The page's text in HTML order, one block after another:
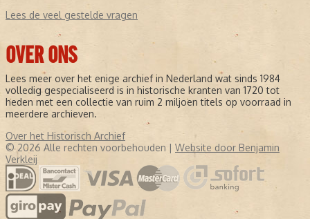
Lees de veel gestelde vragen
OVER ONS
Lees meer over het enige archief in Nederland wat sinds 1984
volledig gespecialiseerd is in historische kranten van 1720 tot
heden met een collectie van ruim 2 miljoen titels op voorraad in
meerdere archieven.
Over het Historisch Archief
© 2026 Alle rechten voorbehouden | Website door Benjamin
Verkleij